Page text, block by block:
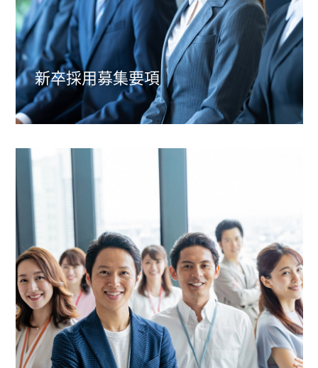
新卒採用募集要項